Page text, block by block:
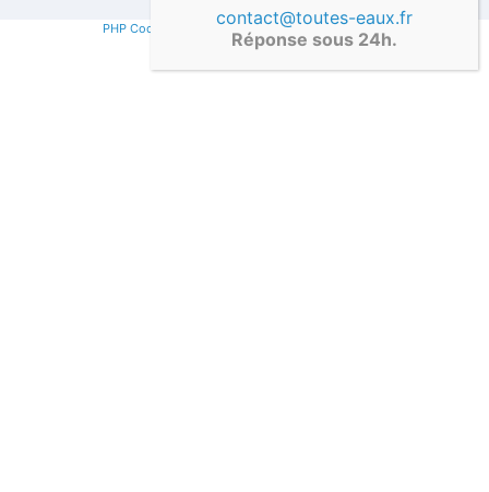
PHP Code Snippets Powered By : XYZScripts.com
contact@toutes-eaux.fr
Réponse sous 24h.